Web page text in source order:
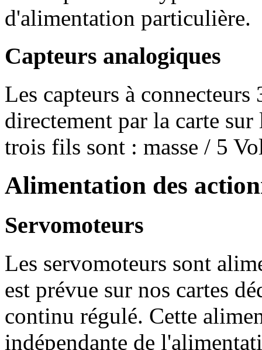
d'alimentation particulière.
Capteurs analogiques
Les capteurs à
directement par la carte
trois fils sont : masse / 5
Alimentation des
Servomoteurs
Les servomoteurs sont
est prévue sur nos cartes
continu régulé. Cette
indépendante de